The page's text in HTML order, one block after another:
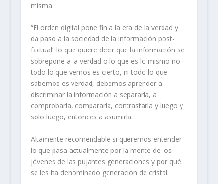
misma.
“El orden digital pone fin a la era de la verdad y
da paso a la sociedad de la información post-
factual” lo que quiere decir que la información se
sobrepone a la verdad o lo que es lo mismo no
todo lo que vemos es cierto, ni todo lo que
sabemos es verdad, debemos aprender a
discriminar la información a separarla, a
comprobarla, compararla, contrastarla y luego y
solo luego, entonces a asumirla.
Altamente recomendable si queremos entender
lo que pasa actualmente por la mente de los
jóvenes de las pujantes generaciones y por qué
se les ha denominado generación de cristal.